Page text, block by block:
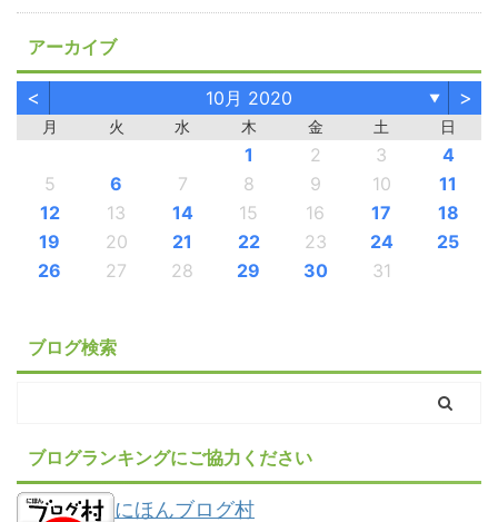
アーカイブ
< 10月 2020 ▼ >
月 火 水 木 金 土 日
1 2 3
4
5
6 7 8 9 10
11
12
13 14 15 16 17
18
19
20 21 22 23 24
25
26
27 28 29 30 31
ブログ検索
ブログランキングにご協力ください
にほんブログ村